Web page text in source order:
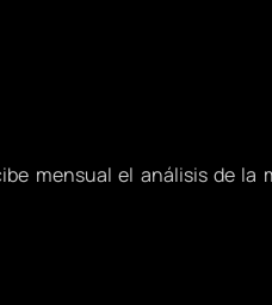
mensual el análisis de la